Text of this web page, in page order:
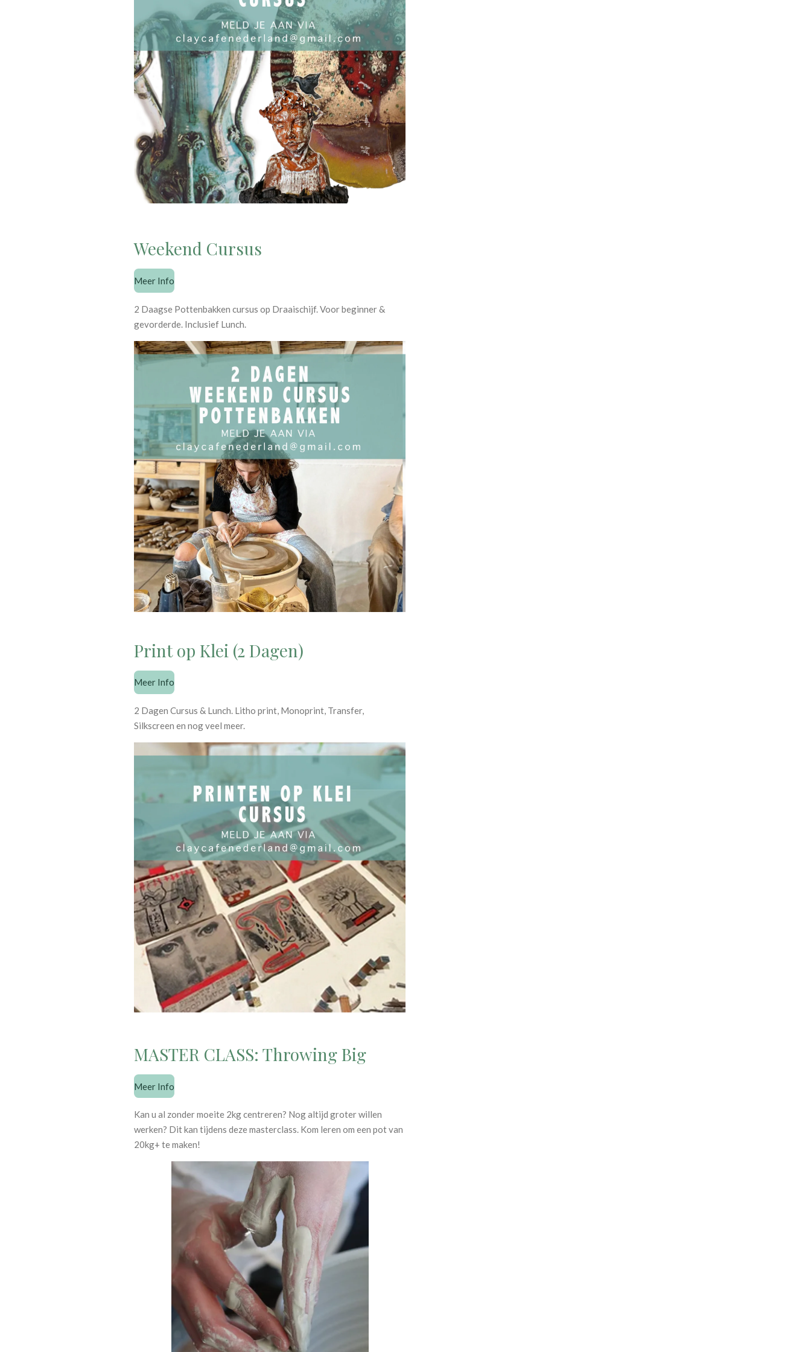
Weekend Cursus
Meer Info
2 Daagse Pottenbakken cursus op Draaischijf. Voor beginner &
gevorderde. Inclusief Lunch.
Print op Klei (2 Dagen)
Meer Info
2 Dagen Cursus & Lunch. Litho print, Monoprint, Transfer,
Silkscreen en nog veel meer.
MASTER CLASS: Throwing Big
Meer Info
Kan u al zonder moeite 2kg centreren? Nog altijd groter willen
werken? Dit kan tijdens deze masterclass. Kom leren om een pot van
20kg+ te maken!